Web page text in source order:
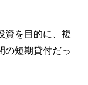
資を目的に、複
の短期貸付だっ